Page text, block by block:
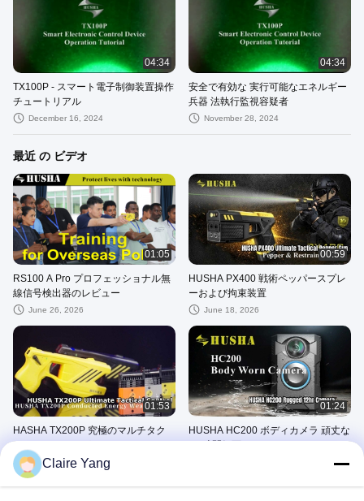
04:34
TX100P - スマート電子制御装置操作
チュートリアル
December 16, 2024
04:34
安全で有効な 実行可能なエネルギー
兵器 法執行監視容疑者
November 28, 2024
最近 の ビデオ
01:05
RS100 A Pro プロフェッショナル無
線信号検出器のレビュー
June 26, 2026
00:59
HUSHA PX400 戦術ペッパースプレ
ーおよび拘束装置
June 18, 2026
01:53
HASHA TX200P 究極のマルチタク
ティカルスタンガン
June 17, 2026
01:24
HUSHA HC200 ボディカメラ 頑丈な
Claire Yang